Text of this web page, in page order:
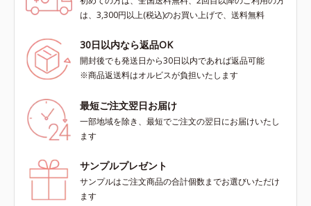
は、3,300円以上(税込)のお買い上げで、送料無料
30日以内なら返品OK
開封後でも発送日から30日以内であれば返品可能
※商品返送料はオルビスが負担いたします
最短ご注文翌日お届け
一部地域を除き、最短でご注文の翌日にお届けいたし
ます
サンプルプレゼント
サンプルはご注文商品の合計個数までお選びいただけ
ます